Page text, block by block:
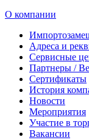
О компании
Адреса и
Сервисные
Партнеры /
Сертификаты
История
Новости
Мероприятия
Участие в
Вакансии